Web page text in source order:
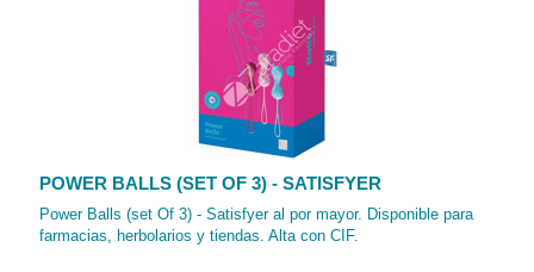
POWER BALLS (SET OF 3) - SATISFYER
Power Balls (set Of 3) - Satisfyer al por mayor. Disponible para
farmacias, herbolarios y tiendas. Alta con CIF.